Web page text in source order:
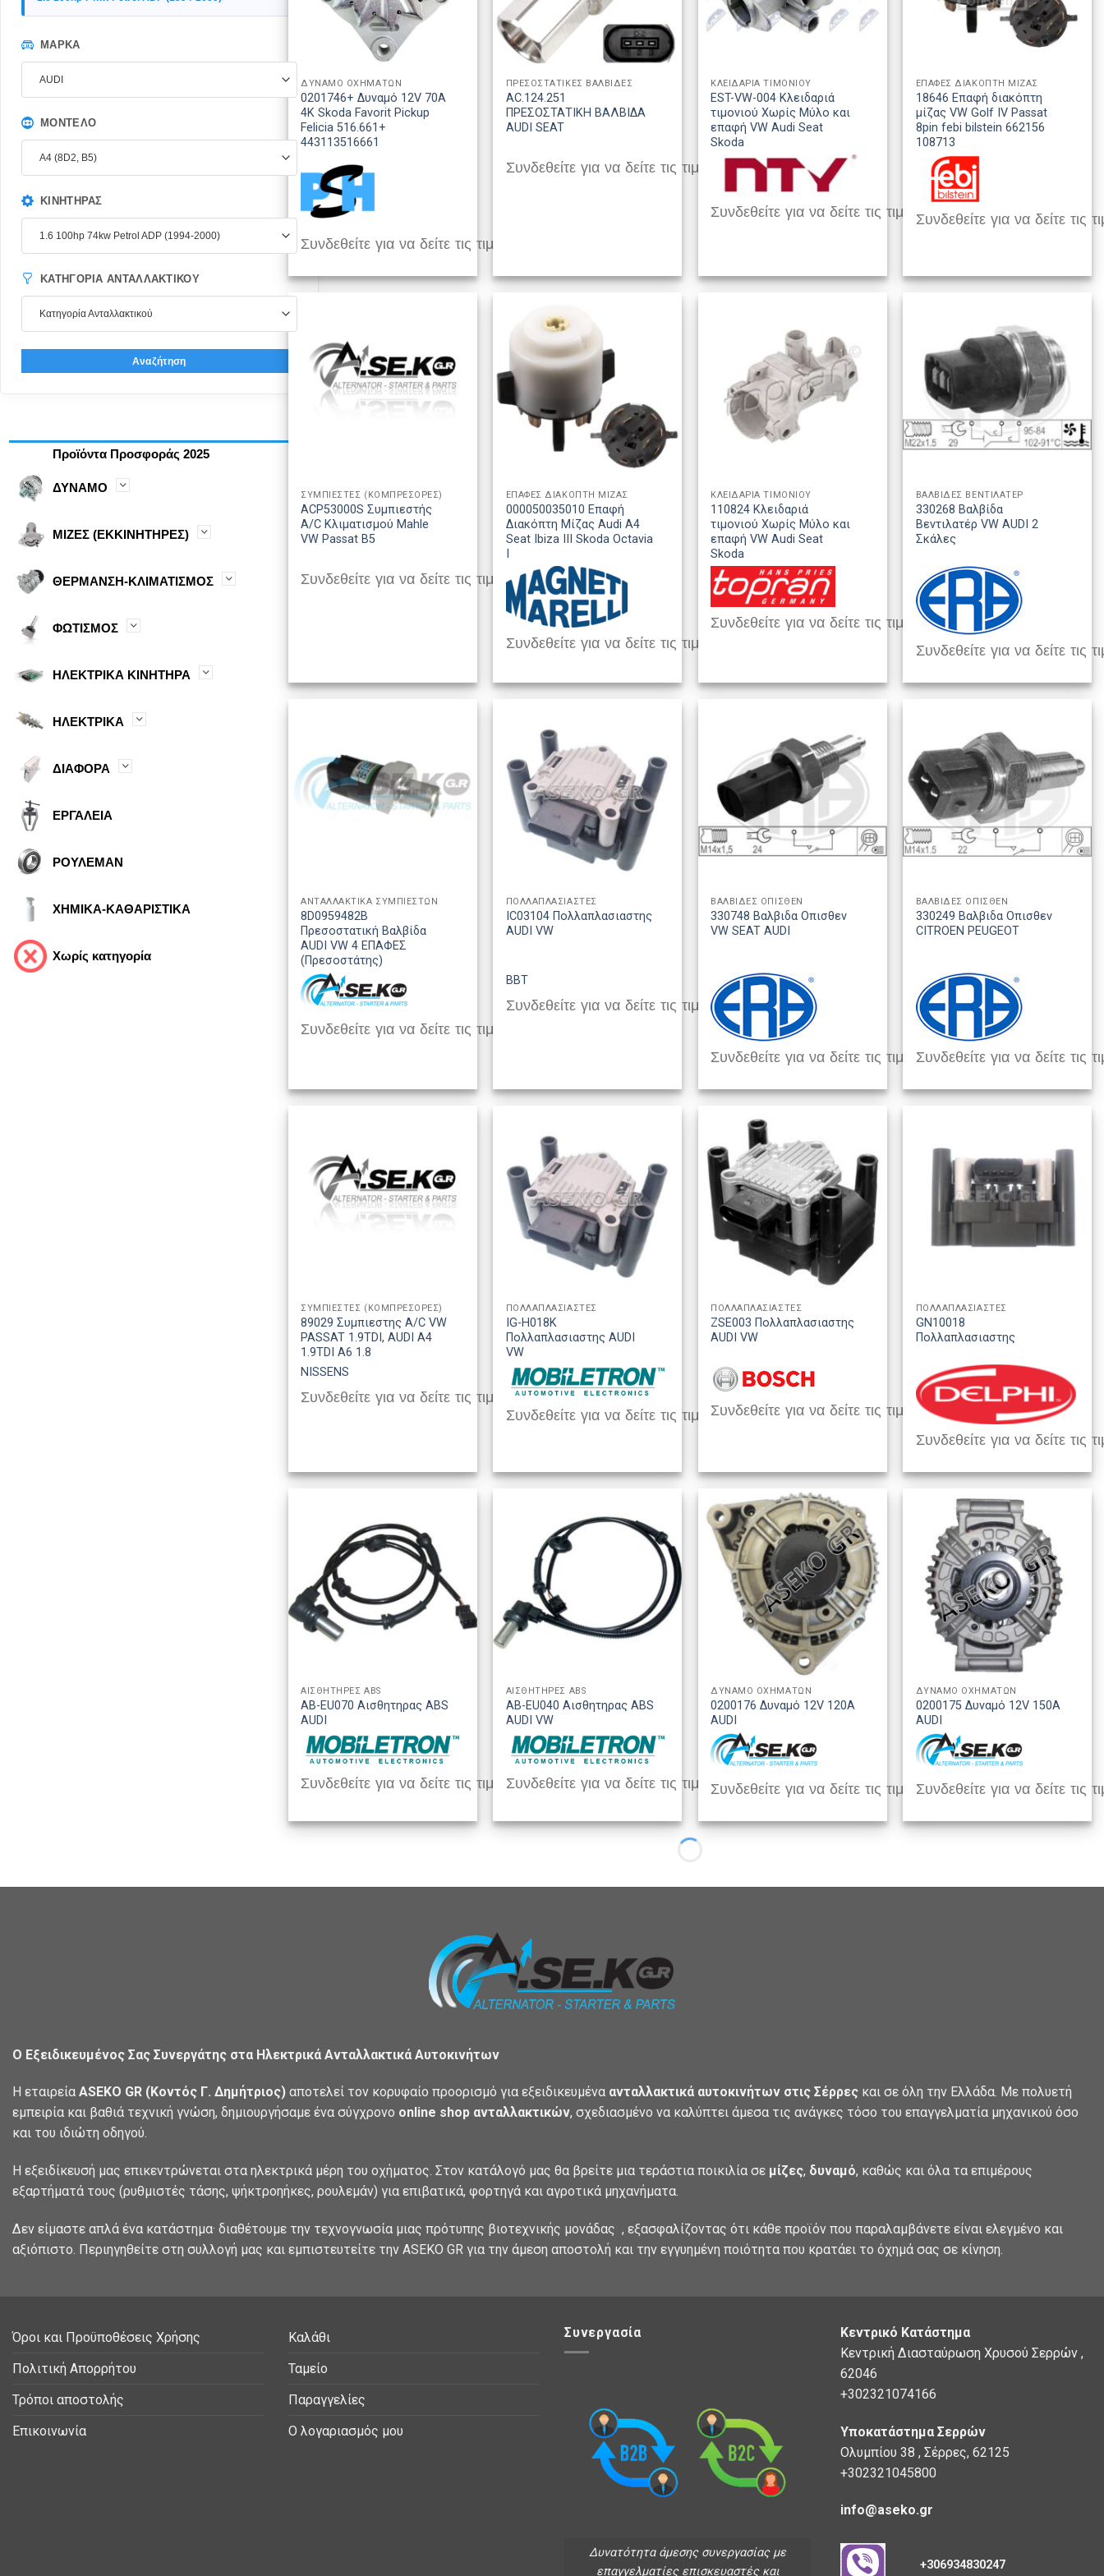
ΜΆΡΚΑ
AUDI
ΜΟΝΤΈΛΟ
A4 (8D2, B5)
ΚΙΝΗΤΉΡΑΣ
1.6 100hp 74kw Petrol ADP (1994-2000)
ΚΑΤΗΓΟΡΊΑ ΑΝΤΑΛΛΑΚΤΙΚΟΎ
Κατηγορία Ανταλλακτικού
Αναζήτηση
Προϊόντα Προσφοράς 2025
ΔΥΝΑΜΟ
ΜΙΖΕΣ (ΕΚΚΙΝΗΤΗΡΕΣ)
ΘΕΡΜΑΝΣΗ-ΚΛΙΜΑΤΙΣΜΟΣ
ΦΩΤΙΣΜΟΣ
ΗΛΕΚΤΡΙΚΑ ΚΙΝΗΤΗΡΑ
ΗΛΕΚΤΡΙΚΑ
ΔΙΑΦΟΡΑ
ΕΡΓΑΛΕΙΑ
ΡΟΥΛΕΜΑΝ
ΧΗΜΙΚΑ-ΚΑΘΑΡΙΣΤΙΚΑ
Χωρίς κατηγορία
ΔΥΝΑΜΟ ΟΧΗΜΑΤΩΝ
0201746+ Δυναμό 12V 70A
4K Skoda Favorit Pickup
Felicia 516.661+
443113516661
Συνδεθείτε για να δείτε τις τιμές
ΠΡΕΣΟΣΤΑΤΙΚΕΣ ΒΑΛΒΙΔΕΣ
AC.124.251
ΠΡΕΣΟΣΤΑΤΙΚΗ ΒΑΛΒΙΔΑ
AUDI SEAT
Συνδεθείτε για να δείτε τις τιμές
ΚΛΕΙΔΑΡΙΑ ΤΙΜΟΝΙΟΥ
EST-VW-004 Κλειδαριά
τιμονιού Χωρίς Μύλο και
επαφή VW Audi Seat
Skoda
Συνδεθείτε για να δείτε τις τιμές
ΕΠΑΦΕΣ ΔΙΑΚΟΠΤΗ ΜΙΖΑΣ
18646 Επαφή διακόπτη
μίζας VW Golf IV Passat
8pin febi bilstein 662156
108713
Συνδεθείτε για να δείτε τις
ΣΥΜΠΙΕΣΤΕΣ (ΚΟΜΠΡΕΣΟΡΕΣ)
ACP53000S Συμπιεστής
A/C Κλιματισμού Mahle
VW Passat B5
Συνδεθείτε για να δείτε τις τιμές
ΕΠΑΦΕΣ ΔΙΑΚΟΠΤΗ ΜΙΖΑΣ
000050035010 Επαφή
Διακόπτη Μίζας Audi A4
Seat Ibiza III Skoda Octavia
Συνδεθείτε για να δείτε τις τιμές
ΚΛΕΙΔΑΡΙΑ ΤΙΜΟΝΙΟΥ
110824 Κλειδαριά
τιμονιού Χωρίς Μύλο και
επαφή VW Audi Seat
Skoda
Συνδεθείτε για να δείτε τις τιμές
ΒΑΛΒΙΔΕΣ ΒΕΝΤΙΛΑΤΕΡ
330268 Βαλβίδα
Βεντιλατέρ VW AUDI 2
Σκάλες
Συνδεθείτε για να δείτε τις
ΑΝΤΑΛΛΑΚΤΙΚΑ ΣΥΜΠΙΕΣΤΩΝ
8D0959482B
Πρεσοστατική Βαλβίδα
AUDI VW 4 ΕΠΑΦΕΣ
(Πρεσοστάτης)
Συνδεθείτε για να δείτε τις τιμές
ΠΟΛΛΑΠΛΑΣΙΑΣΤΕΣ
IC03104 Πολλαπλασιαστης
AUDI VW
BBT
Συνδεθείτε για να δείτε τις τιμές
ΒΑΛΒΙΔΕΣ ΟΠΙΣΘΕΝ
330748 Βαλβιδα Οπισθεν
VW SEAT AUDI
Συνδεθείτε για να δείτε τις τιμές
ΒΑΛΒΙΔΕΣ ΟΠΙΣΘΕΝ
330249 Βαλβιδα Οπισθεν
CITROEN PEUGEOT
Συνδεθείτε για να δείτε τις
ΣΥΜΠΙΕΣΤΕΣ (ΚΟΜΠΡΕΣΟΡΕΣ)
89029 Συμπιεστης A/C VW
PASSAT 1.9TDI, AUDI A4
1.9TDI A6 1.8
NISSENS
Συνδεθείτε για να δείτε τις τιμές
ΠΟΛΛΑΠΛΑΣΙΑΣΤΕΣ
IG-H018K
Πολλαπλασιαστης AUDI
VW
Συνδεθείτε για να δείτε τις τιμές
ΠΟΛΛΑΠΛΑΣΙΑΣΤΕΣ
ZSE003 Πολλαπλασιαστης
AUDI VW
Συνδεθείτε για να δείτε τις τιμές
ΠΟΛΛΑΠΛΑΣΙΑΣΤΕΣ
GN10018
Πολλαπλασιαστης
Συνδεθείτε για να δείτε τις
ΑΙΣΘΗΤΗΡΕΣ ABS
AB-EU070 Αισθητηρας ABS
AUDI
Συνδεθείτε για να δείτε τις τιμές
ΑΙΣΘΗΤΗΡΕΣ ABS
AB-EU040 Αισθητηρας ABS
AUDI VW
Συνδεθείτε για να δείτε τις τιμές
ΔΥΝΑΜΟ ΟΧΗΜΑΤΩΝ
0200176 Δυναμό 12V 120A
AUDI
Συνδεθείτε για να δείτε τις τιμές
ΔΥΝΑΜΟ ΟΧΗΜΑΤΩΝ
0200175 Δυναμό 12V 150A
AUDI
Συνδεθείτε για να δείτε τις
Ο Εξειδικευμένος Σας Συνεργάτης στα Ηλεκτρικά Ανταλλακτικά Αυτοκινήτων
Η εταιρεία ASEKO GR (Κοντός Γ. Δημήτριος) αποτελεί τον κορυφαίο προορισμό για εξειδικευμένα ανταλλακτικά αυτοκινήτων στις Σέρρες και σε όλη την Ελλάδα. Με πολυετή
εμπειρία και βαθιά τεχνική γνώση, δημιουργήσαμε ένα σύγχρονο online shop ανταλλακτικών, σχεδιασμένο να καλύπτει άμεσα τις ανάγκες τόσο του επαγγελματία μηχανικού όσο
και του ιδιώτη οδηγού.
Η εξειδίκευσή μας επικεντρώνεται στα ηλεκτρικά μέρη του οχήματος. Στον κατάλογό μας θα βρείτε μια τεράστια ποικιλία σε μίζες, δυναμό, καθώς και όλα τα επιμέρους
εξαρτήματά τους (ρυθμιστές τάσης, ψήκτροηήκες, ρουλεμάν) για επιβατικά, φορτηγά και αγροτικά μηχανήματα.
Δεν είμαστε απλά ένα κατάστημα· διαθέτουμε την τεχνογνωσία μιας πρότυπης βιοτεχνικής μονάδας , εξασφαλίζοντας ότι κάθε προϊόν που παραλαμβάνετε είναι ελεγμένο και
αξιόπιστο. Περιηγηθείτε στη συλλογή μας και εμπιστευτείτε την ASEKO GR για την άμεση αποστολή και την εγγυημένη ποιότητα που κρατάει το όχημά σας σε κίνηση.
Όροι και Προϋποθέσεις Χρήσης
Πολιτική Απορρήτου
Τρόποι αποστολής
Επικοινωνία
Καλάθι
Ταμείο
Παραγγελίες
Ο λογαριασμός μου
Συνεργασία
Δυνατότητα άμεσης συνεργασίας με
επαγγελματίες επισκευαστές και
Κεντρικό Κατάστημα
Κεντρική Διασταύρωση Χρυσού Σερρών ,
62046
+302321074166
Υποκατάστημα Σερρών
Ολυμπίου 38 , Σέρρες, 62125
+302321045800
info@aseko.gr
+306934830247